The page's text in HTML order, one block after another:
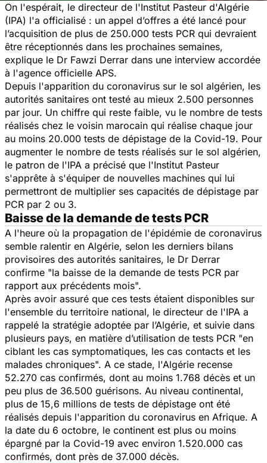
On l'espérait, le directeur de l'Institut Pasteur d'Algérie
(IPA) l'a officialisé : un appel d’offres a été lancé pour
l’acquisition de plus de 250.000 tests PCR qui devraient
être réceptionnés dans les prochaines semaines,
explique le Dr Fawzi Derrar dans une interview accordée
à l'agence officielle APS.
Depuis l'apparition du coronavirus sur le sol algérien, les
autorités sanitaires ont testé au mieux 2.500 personnes
par jour. Un chiffre qui reste faible, vu le nombre de tests
réalisés chez le voisin marocain qui réalise chaque jour
au moins 20.000 tests de dépistage de la Covid-19. Pour
augmenter le nombre de tests réalisés sur le sol algérien,
le patron de l'IPA a précisé que l'Institut Pasteur
s'apprête à s'équiper de nouvelles machines qui lui
permettront de multiplier ses capacités de dépistage par
PCR par 2 ou 3.
Baisse de la demande de tests PCR
A l'heure où la propagation de l'épidémie de coronavirus
semble ralentir en Algérie, selon les derniers bilans
provisoires des autorités sanitaires, le Dr Derrar
confirme "la baisse de la demande de tests PCR par
rapport aux précédents mois".
Après avoir assuré que ces tests étaient disponibles sur
l'ensemble du territoire national, le directeur de l'IPA a
rappelé la stratégie adoptée par l’Algérie, et suivie dans
plusieurs pays, en matière d’utilisation de tests PCR "en
ciblant les cas symptomatiques, les cas contacts et les
malades chroniques". A ce stade, l'Algérie recense
52.270 cas confirmés, dont au moins 1.768 décès et un
peu plus de 36.500 guérisons. Au niveau continental,
plus de 15,6 millions de tests de dépistage ont été
réalisés depuis l'apparition du coronavirus en Afrique. A
la date du 6 octobre, le continent est plus ou moins
épargné par la Covid-19 avec environ 1.520.000 cas
confirmés, dont près de 37.000 décès.